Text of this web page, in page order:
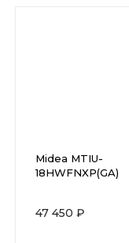
Midea MTIU-
18HWFNXP(GA)
47 450 ₽